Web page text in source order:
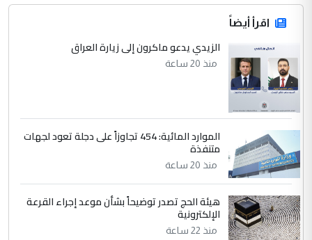
اقرأ أيضاً
الزيدي يدعو ماكرون إلى زيارة العراق
منذ 20 ساعة
الموارد المائية: 454 تجاوزاً على دجلة تعود لجهات
متنفذة
منذ 20 ساعة
هيئة الحج تصدر توضيحاً بشأن موعد إجراء القرعة
الإلكترونية
منذ 22 ساعة